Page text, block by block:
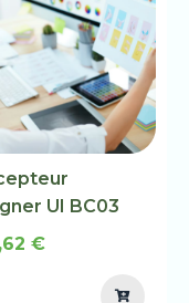
Designer UI BC03
€